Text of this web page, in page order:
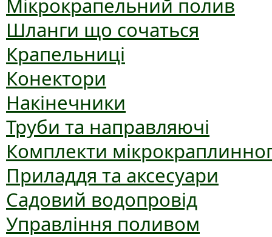
Мікрокрапельний полив
Шланги що сочаться
Крапельниці
Конектори
Накінечники
Труби та направляючі
Комплекти
Приладдя та аксесуари
Садовий водопровід
Управління поливом